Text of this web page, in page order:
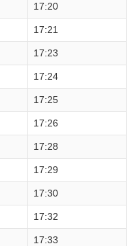
17:20
17:21
17:23
17:24
17:25
17:26
17:28
17:29
17:30
17:32
17:33